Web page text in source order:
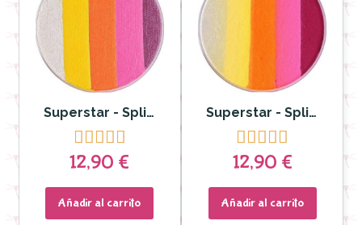
Superstar - Splitcake Dream colours Sunshine 45gr

12,90 €
Añadir al carrito
Superstar - Splitcake Dream colours Summer 45gr

12,90 €
Añadir al carrito